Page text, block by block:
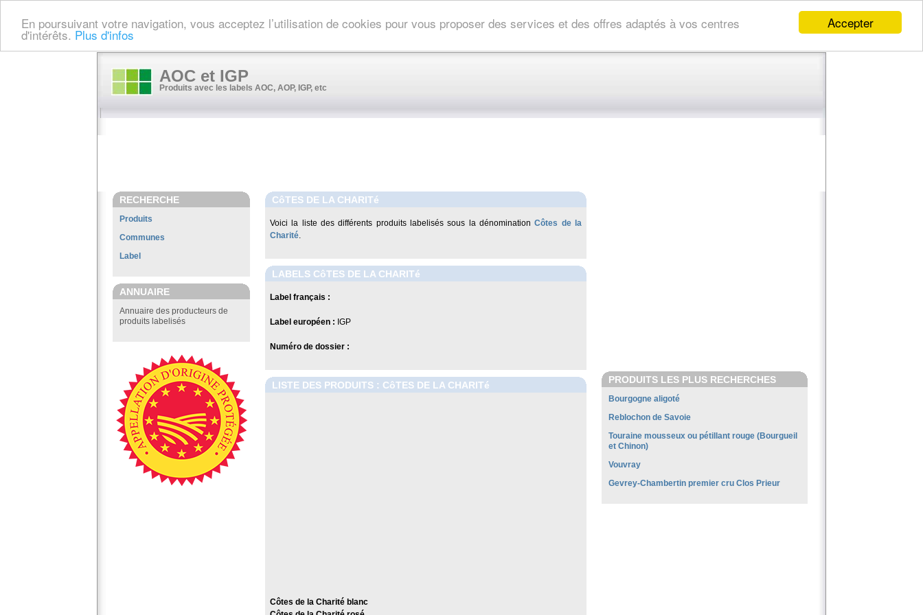
Accepter
En poursuivant votre navigation, vous acceptez l’utilisation de cookies pour vous proposer des services et des offres adaptés à vos centres
d'intérêts. Plus d'infos
AOC et IGP
Produits avec les labels AOC, AOP, IGP, etc
RECHERCHE
Produits
Communes
Label
ANNUAIRE
Annuaire des producteurs de
produits labelisés
CôTES DE LA CHARITé
Voici la liste des différents produits labelisés sous la dénominationCôtes de la
Charité.
LABELS CôTES DE LA CHARITé
Label français :
Label européen : IGP
Numéro de dossier :
LISTE DES PRODUITS : CôTES DE LA CHARITé
Côtes de la Charité blanc
PRODUITS LES PLUS RECHERCHES
Bourgogne aligoté
Reblochon de Savoie
Touraine mousseux ou pétillant rouge (Bourgueil
et Chinon)
Vouvray
Gevrey-Chambertin premier cru Clos Prieur